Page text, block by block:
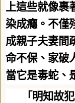
上這些就像裹
染成癮。不僅
成親子夫妻間
命不保、家破
當它是毒蛇、
「明知故